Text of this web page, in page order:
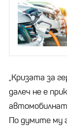
„Кризата за
далеч не е
По думите му